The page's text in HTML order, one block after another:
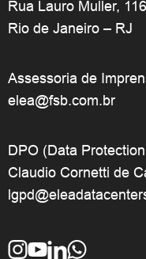
Rua Lauro Muller,
Rio de Janeiro – RJ
Assessoria de
elea@fsb.com.br
DPO (Data
Claudio Cornetti de